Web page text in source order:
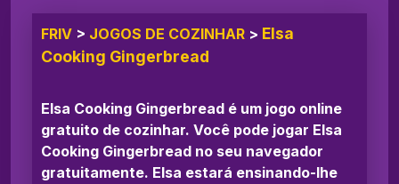
FRIV > JOGOS DE COZINHAR > Elsa
Cooking Gingerbread
Elsa Cooking Gingerbread é um jogo online
gratuito de cozinhar. Você pode jogar Elsa
Cooking Gingerbread no seu navegador
gratuitamente. Elsa estará ensinando-lhe